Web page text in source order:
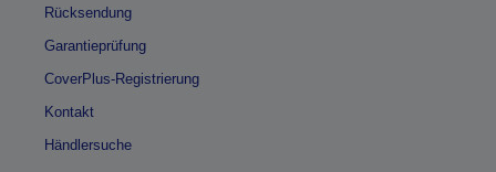
Rücksendung
Garantieprüfung
CoverPlus-Registrierung
Kontakt
Händlersuche